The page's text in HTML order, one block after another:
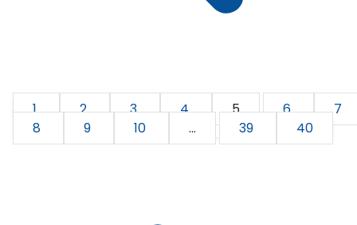
1 2 3 4 5 6
7
8
9 10 ... 39 40